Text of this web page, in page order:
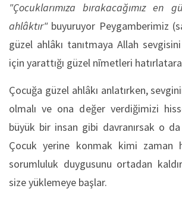
"Çocuklarımıza bırakacağımız en
ahlâktır"buyuruyor Peygamberimiz
güzel ahlâkı tanıtmaya Allah
için yarattığı güzel nīmetleri
Çocuğa güzel ahlâkı anlatırken,
olmalı ve ona değer verdiğimizi
büyük bir insan gibi davranırsak o da
Çocuk yerine konmak kimi zaman
sorumluluk duygusunu ortadan
size yüklemeye başlar.